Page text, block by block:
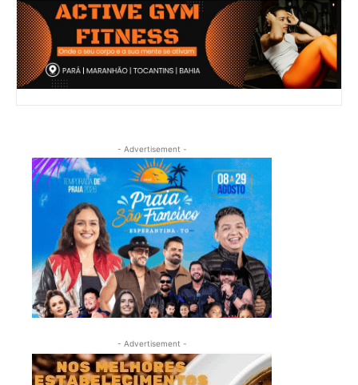
- Advertisement -
- Advertisement -